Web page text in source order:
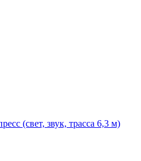
(свет, звук, трасса 6,3 м)